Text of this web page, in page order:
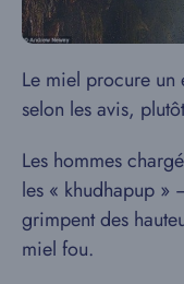
Le miel procure un
selon les avis,
Les hommes
les « khudhapup
grimpent des
miel fou.